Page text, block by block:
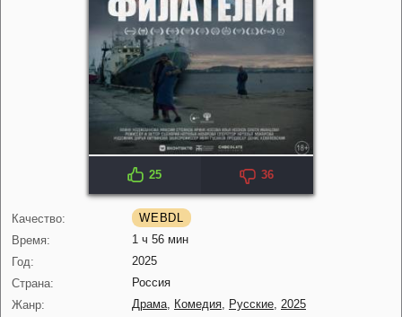
IMDB: 7.0 KP: 7.6
25 36
Качество:
WEBDL
Время:
1 ч 56 мин
Год:
2025
Страна:
Россия
Жанр:
Драма Комедия Русские 2025